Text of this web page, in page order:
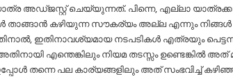
അഡ്ജസ്റ്റ് ചെയ്യുന്നത്. പിന്നെ, എല്ലാ
കഴിയുന്ന സൗകര്യം അല്ല എന്നും നിങ്ങൾ
ഇതിനാവശ്യമായ നടപടികൾ എത്രയും
എന്തെങ്കിലും നിയമ തടസ്സം ഉണ്ടെങ്കിൽ അത്
തന്നെ പല കാര്യങ്ങളിലും അത് സംഭവിച്ച്